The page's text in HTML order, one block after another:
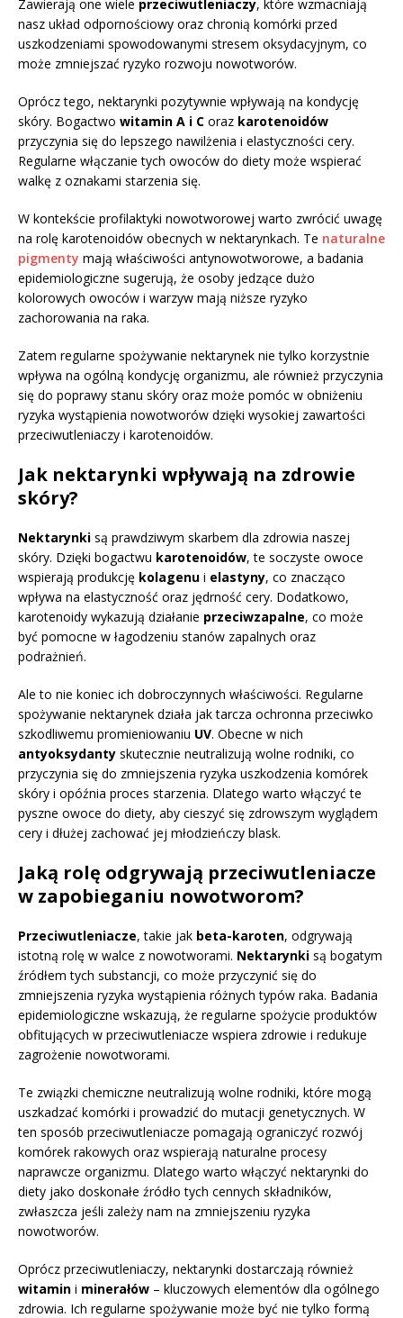
Zawierają one wiele przeciwutleniaczy, które wzmacniają
nasz układ odpornościowy oraz chronią komórki przed
uszkodzeniami spowodowanymi stresem oksydacyjnym, co
może zmniejszać ryzyko rozwoju nowotworów.
Oprócz tego, nektarynki pozytywnie wpływają na kondycję
skóry. Bogactwo witamin A i C oraz karotenoidów
przyczynia się do lepszego nawilżenia i elastyczności cery.
Regularne włączanie tych owoców do diety może wspierać
walkę z oznakami starzenia się.
W kontekście profilaktyki nowotworowej warto zwrócić uwagę
na rolę karotenoidów obecnych w nektarynkach. Te naturalne
pigmenty mają właściwości antynowotworowe, a badania
epidemiologiczne sugerują, że osoby jedzące dużo
kolorowych owoców i warzyw mają niższe ryzyko
zachorowania na raka.
Zatem regularne spożywanie nektarynek nie tylko korzystnie
wpływa na ogólną kondycję organizmu, ale również przyczynia
się do poprawy stanu skóry oraz może pomóc w obniżeniu
ryzyka wystąpienia nowotworów dzięki wysokiej zawartości
przeciwutleniaczy i karotenoidów.
Jak nektarynki wpływają na zdrowie
skóry?
Nektarynki są prawdziwym skarbem dla zdrowia naszej
skóry. Dzięki bogactwu karotenoidów, te soczyste owoce
wspierają produkcję kolagenu i elastyny, co znacząco
wpływa na elastyczność oraz jędrność cery. Dodatkowo,
karotenoidy wykazują działanie przeciwzapalne, co może
być pomocne w łagodzeniu stanów zapalnych oraz
podrażnień.
Ale to nie koniec ich dobroczynnych właściwości. Regularne
spożywanie nektarynek działa jak tarcza ochronna przeciwko
szkodliwemu promieniowaniu UV. Obecne w nich
antyoksydanty skutecznie neutralizują wolne rodniki, co
przyczynia się do zmniejszenia ryzyka uszkodzenia komórek
skóry i opóźnia proces starzenia. Dlatego warto włączyć te
pyszne owoce do diety, aby cieszyć się zdrowszym wyglądem
cery i dłużej zachować jej młodzieńczy blask.
Jaką rolę odgrywają przeciwutleniacze
w zapobieganiu nowotworom?
Przeciwutleniacze, takie jak beta-karoten, odgrywają
istotną rolę w walce z nowotworami. Nektarynki są bogatym
źródłem tych substancji, co może przyczynić się do
zmniejszenia ryzyka wystąpienia różnych typów raka. Badania
epidemiologiczne wskazują, że regularne spożycie produktów
obfitujących w przeciwutleniacze wspiera zdrowie i redukuje
zagrożenie nowotworami.
Te związki chemiczne neutralizują wolne rodniki, które mogą
uszkadzać komórki i prowadzić do mutacji genetycznych. W
ten sposób przeciwutleniacze pomagają ograniczyć rozwój
komórek rakowych oraz wspierają naturalne procesy
naprawcze organizmu. Dlatego warto włączyć nektarynki do
diety jako doskonałe źródło tych cennych składników,
zwłaszcza jeśli zależy nam na zmniejszeniu ryzyka
nowotworów.
Oprócz przeciwutleniaczy, nektarynki dostarczają również
witamin i minerałów – kluczowych elementów dla ogólnego
zdrowia. Ich regularne spożywanie może być nie tylko formą